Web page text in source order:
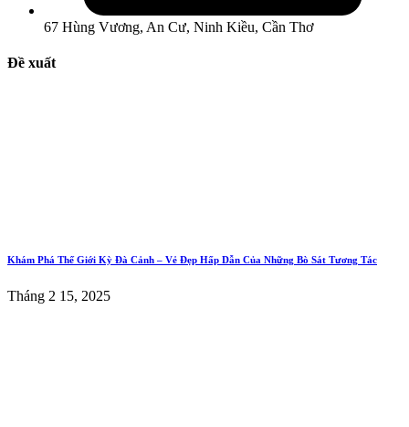
67 Hùng Vương, An Cư, Ninh Kiều, Cần Thơ
Đề xuất
Khám Phá Thế Giới Kỳ Đà Cảnh – Vẻ Đẹp Hấp Dẫn Của Những Bò Sát Tương Tác
Tháng 2 15, 2025